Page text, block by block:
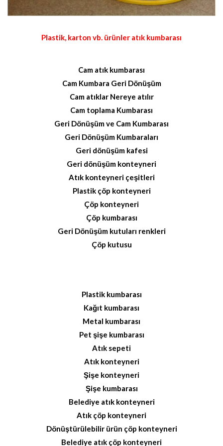
Plastik, karton vb. ürünler atık kumbarası
Cam atık kumbarası
Cam Kumbara Geri Dönüşüm
Cam atıklar Nereye atılır
Cam toplama Kumbarası
Geri Dönüşüm ve Cam Kumbarası
Geri Dönüşüm Kumbaraları
Geri dönüşüm kafesi
Geri dönüşüm konteyneri
Atık konteyneri çeşitleri
Plastik çöp konteyneri
Çöp konteyneri
Çöp kumbarası
Geri Dönüşüm kutuları renkleri
Çöp kutusu
Plastik kumbarası
Kağıt kumbarası
Metal kumbarası
Pet şişe kumbarası
Atık sepeti
Atık konteyneri
Şişe konteyneri
Şişe kumbarası
Belediye atık konteyneri
Atık çöp konteyneri
Dönüştürülebilir ürün çöp konteyneri
Belediye atık çöp konteyneri